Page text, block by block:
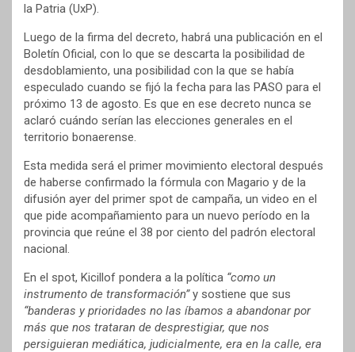
la Patria (UxP).
Luego de la firma del decreto, habrá una publicación en el
Boletín Oficial, con lo que se descarta la posibilidad de
desdoblamiento, una posibilidad con la que se había
especulado cuando se fijó la fecha para las PASO para el
próximo 13 de agosto. Es que en ese decreto nunca se
aclaró cuándo serían las elecciones generales en el
territorio bonaerense.
Esta medida será el primer movimiento electoral después
de haberse confirmado la fórmula con Magario y de la
difusión ayer del primer spot de campaña, un video en el
que pide acompañamiento para un nuevo período en la
provincia que reúne el 38 por ciento del padrón electoral
nacional.
En el spot, Kicillof pondera a la política “como un
instrumento de transformación”y sostiene que sus
“banderas y prioridades no las íbamos a abandonar por
más que nos trataran de desprestigiar, que nos
persiguieran mediática, judicialmente, era en la calle, era